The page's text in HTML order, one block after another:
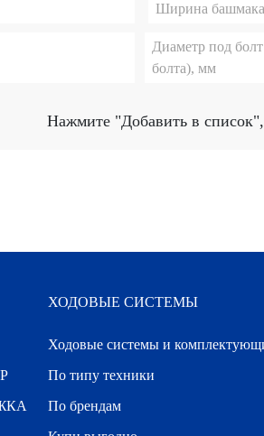
Ширина
Диаметр под болт
болта), мм
Нажмите "Добавить в список"
ХОДОВЫЕ СИСТЕМЫ
Ходовые системы и
По типу техники
По брендам